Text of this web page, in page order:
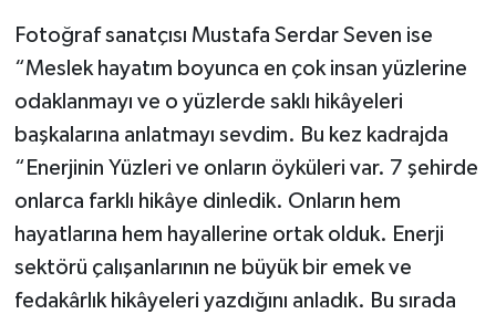
Fotoğraf sanatçısı Mustafa Serdar Seven ise
“Meslek hayatım boyunca en çok insan yüzlerine
odaklanmayı ve o yüzlerde saklı hikâyeleri
başkalarına anlatmayı sevdim. Bu kez kadrajda
“Enerjinin Yüzleri ve onların öyküleri var. 7 şehirde
onlarca farklı hikâye dinledik. Onların hem
hayatlarına hem hayallerine ortak olduk. Enerji
sektörü çalışanlarının ne büyük bir emek ve
fedakârlık hikâyeleri yazdığını anladık. Bu sırada